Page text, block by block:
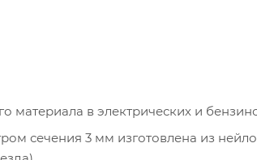
материала в электрических и
сечения 3 мм изготовлена из